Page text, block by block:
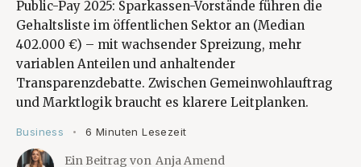
Public-Pay 2025: Sparkassen-Vorstände führen die
Gehaltsliste im öffentlichen Sektor an (Median
402.000 €) – mit wachsender Spreizung, mehr
variablen Anteilen und anhaltender
Transparenzdebatte. Zwischen Gemeinwohlauftrag
und Marktlogik braucht es klarere Leitplanken.
Business • 6 Minuten Lesezeit
Ein Beitrag von Anja Amend